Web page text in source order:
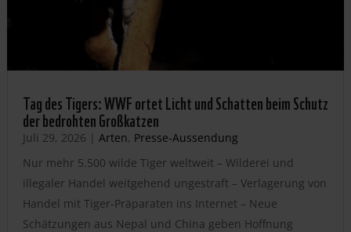
Tag des Tigers: WWF ortet Licht und Schatten beim Schutz
der bedrohten Großkatzen
Juli 29, 2026 | Arten, Presse-Aussendung
Nur mehr 5.500 wilde Tiger weltweit – Wilderei und
illegaler Handel weitgehend ungestraft – Verlagerung von
Handel mit Tiger-Präparaten ins Internet – Neue
Schätzungen aus Nepal und China geben Hoffnung